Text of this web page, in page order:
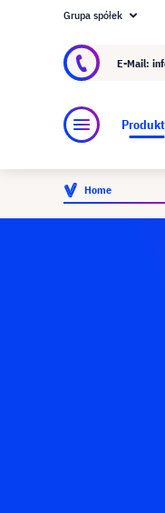
O visunext.pl
Grupa spółek
E-Mail:
Home